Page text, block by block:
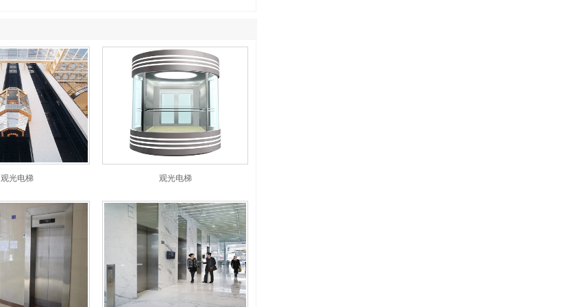
观光电梯 观光电梯